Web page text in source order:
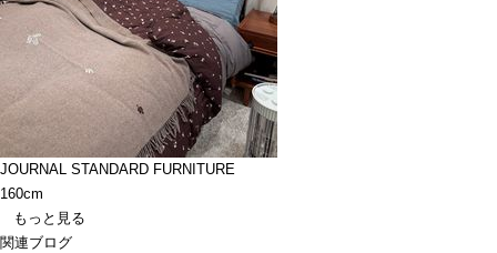
JOURNAL STANDARD FURNITURE
160cm
もっと見る
関連ブログ